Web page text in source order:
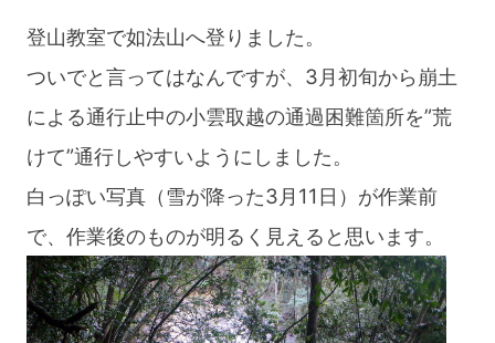
登山教室で如法山へ登りました。
ついでと言ってはなんですが、3月初旬から崩土
による通行止中の小雲取越の通過困難箇所を”荒
けて”通行しやすいようにしました。
白っぽい写真（雪が降った3月11日）が作業前
で、作業後のものが明るく見えると思います。